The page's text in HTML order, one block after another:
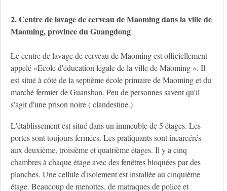
2. Centre de lavage de cerveau de Maoming dans la ville de
Maoming, province du Guangdong
Le centre de lavage de cerveau de Maoming est officiellement
appelé «Ecole d'éducation légale de la ville de Maoming ». Il
est situé à côté de la septième école primaire de Maoming et du
marché fermier de Guanshan. Peu de personnes savent qu'il
s'agit d'une prison noire ( clandestine.)
L'établissement est situé dans un immeuble de 5 étages. Les
portes sont toujours fermées. Les pratiquants sont incarcérés
aux deuxième, troisième et quatrième étages. Il y a cinq
chambres à chaque étage avec des fenêtres bloquées par des
planches. Une cellule d'isolement est installée au cinquième
étage. Beaucoup de menottes, de matraques de police et